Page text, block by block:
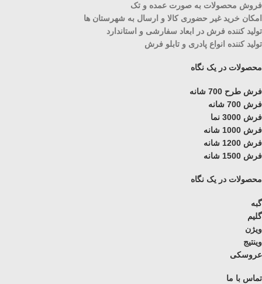
فروش محصولات به صورت عمده و تک
امکان خرید غیر حضوری کالا و ارسال به شهرستان ها
تولید کننده فرش در ابعاد سفارشی و استاندارد
تولید کننده انواع پادری و تابلو فرش
محصولات در یک نگاه
فرش طرح 700 شانه
فرش 700 شانه
فرش 3000 نما
فرش 1000 شانه
فرش 1200 شانه
فرش 1500 شانه
محصولات در یک نگاه
گبه
گلیم
ویژن
وینتیج
عروسکی
تماس با ما